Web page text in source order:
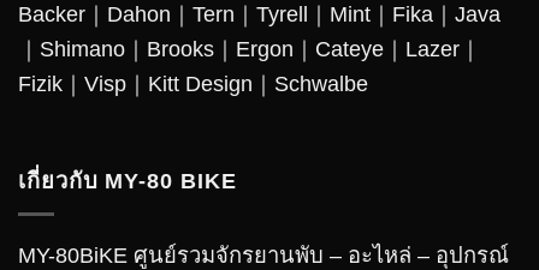
Backer ｜ Dahon ｜ Tern ｜ Tyrell ｜ Mint ｜ Fika ｜ Java
｜ Shimano ｜ Brooks ｜ Ergon ｜ Cateye ｜ Lazer ｜
Fizik｜Visp｜Kitt Design｜ Schwalbe
เกี่ยวกับ MY-80 BIKE
MY-80BiKE ศูนย์รวมจักรยานพับ – อะไหล่ – อุปกรณ์